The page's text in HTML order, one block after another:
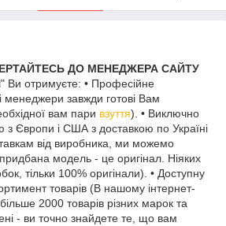
ДО МЕНЕДЖЕРА САЙТУ
Ви отримуєте: • Професійне
менеджери завжди готові Вам
вам пари взуття). • Виключно
з Європи і США з доставкою по Україні
від виробника, ми можемо
модель - це оригінал. Ніяких
тільки 100% оригінали). • Доступну
товарів (В нашому інтернет-
2000 товарів різних марок та
- ви точно знайдете те, що вам